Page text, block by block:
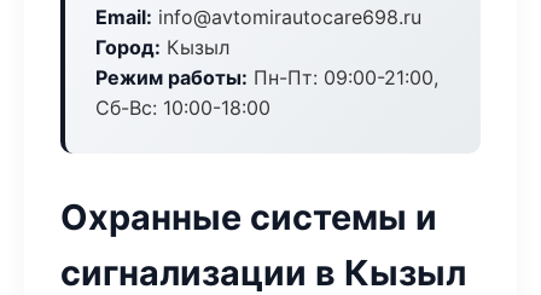
Email: info@avtomirautocare698.ru
Город: Кызыл
Режим работы: Пн-Пт: 09:00-21:00,
Сб-Вс: 10:00-18:00
Охранные системы и
сигнализации в Кызыл